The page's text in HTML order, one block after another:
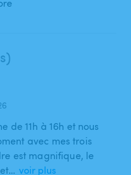
de 11h à 16h et nous
avec mes trois
est magnifique, le
voir plus